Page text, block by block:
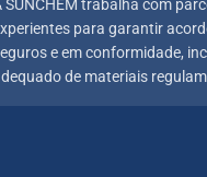
SUNCHEM trabalha com
para garantir
e em conformidade,
de materiais